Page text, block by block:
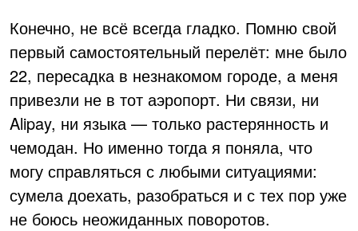
Конечно, не всё всегда гладко. Помню свой
первый самостоятельный перелёт: мне было
22, пересадка в незнакомом городе, а меня
привезли не в тот аэропорт. Ни связи, ни
Alipay, ни языка — только растерянность и
чемодан. Но именно тогда я поняла, что
могу справляться с любыми ситуациями:
сумела доехать, разобраться и с тех пор уже
не боюсь неожиданных поворотов.